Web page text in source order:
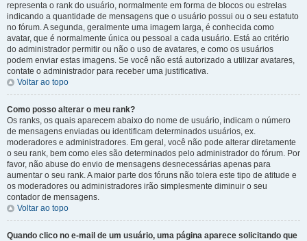
representa o rank do usuário, normalmente em forma de blocos ou estrelas
indicando a quantidade de mensagens que o usuário possui ou o seu estatuto
no fórum. A segunda, geralmente uma imagem larga, é conhecida como
avatar, que é normalmente única ou pessoal a cada usuário. Está ao critério
do administrador permitir ou não o uso de avatares, e como os usuários
podem enviar estas imagens. Se você não está autorizado a utilizar avatares,
contate o administrador para receber uma justificativa.
Voltar ao topo
Como posso alterar o meu rank?
Os ranks, os quais aparecem abaixo do nome de usuário, indicam o número
de mensagens enviadas ou identificam determinados usuários, ex.
moderadores e administradores. Em geral, você não pode alterar diretamente
o seu rank, bem como eles são determinados pelo administrador do fórum. Por
favor, não abuse do envio de mensagens desnecessárias apenas para
aumentar o seu rank. A maior parte dos fóruns não tolera este tipo de atitude e
os moderadores ou administradores irão simplesmente diminuir o seu
contador de mensagens.
Voltar ao topo
Quando clico no e-mail de um usuário, uma página aparece solicitando que